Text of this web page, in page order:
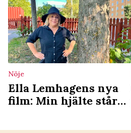
Nöje
Ella Lemhagens nya
film: Min hjälte står